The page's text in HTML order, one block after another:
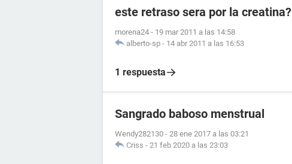
este retraso sera por la creatina?
morena24 - 19 mar 2011 a las 14:58
alberto-sp - 14 abr 2011 a las 16:53
1 respuesta
Sangrado baboso menstrual
Wendy282130 - 28 ene 2017 a las 03:21
Criss - 21 feb 2020 a las 23:03